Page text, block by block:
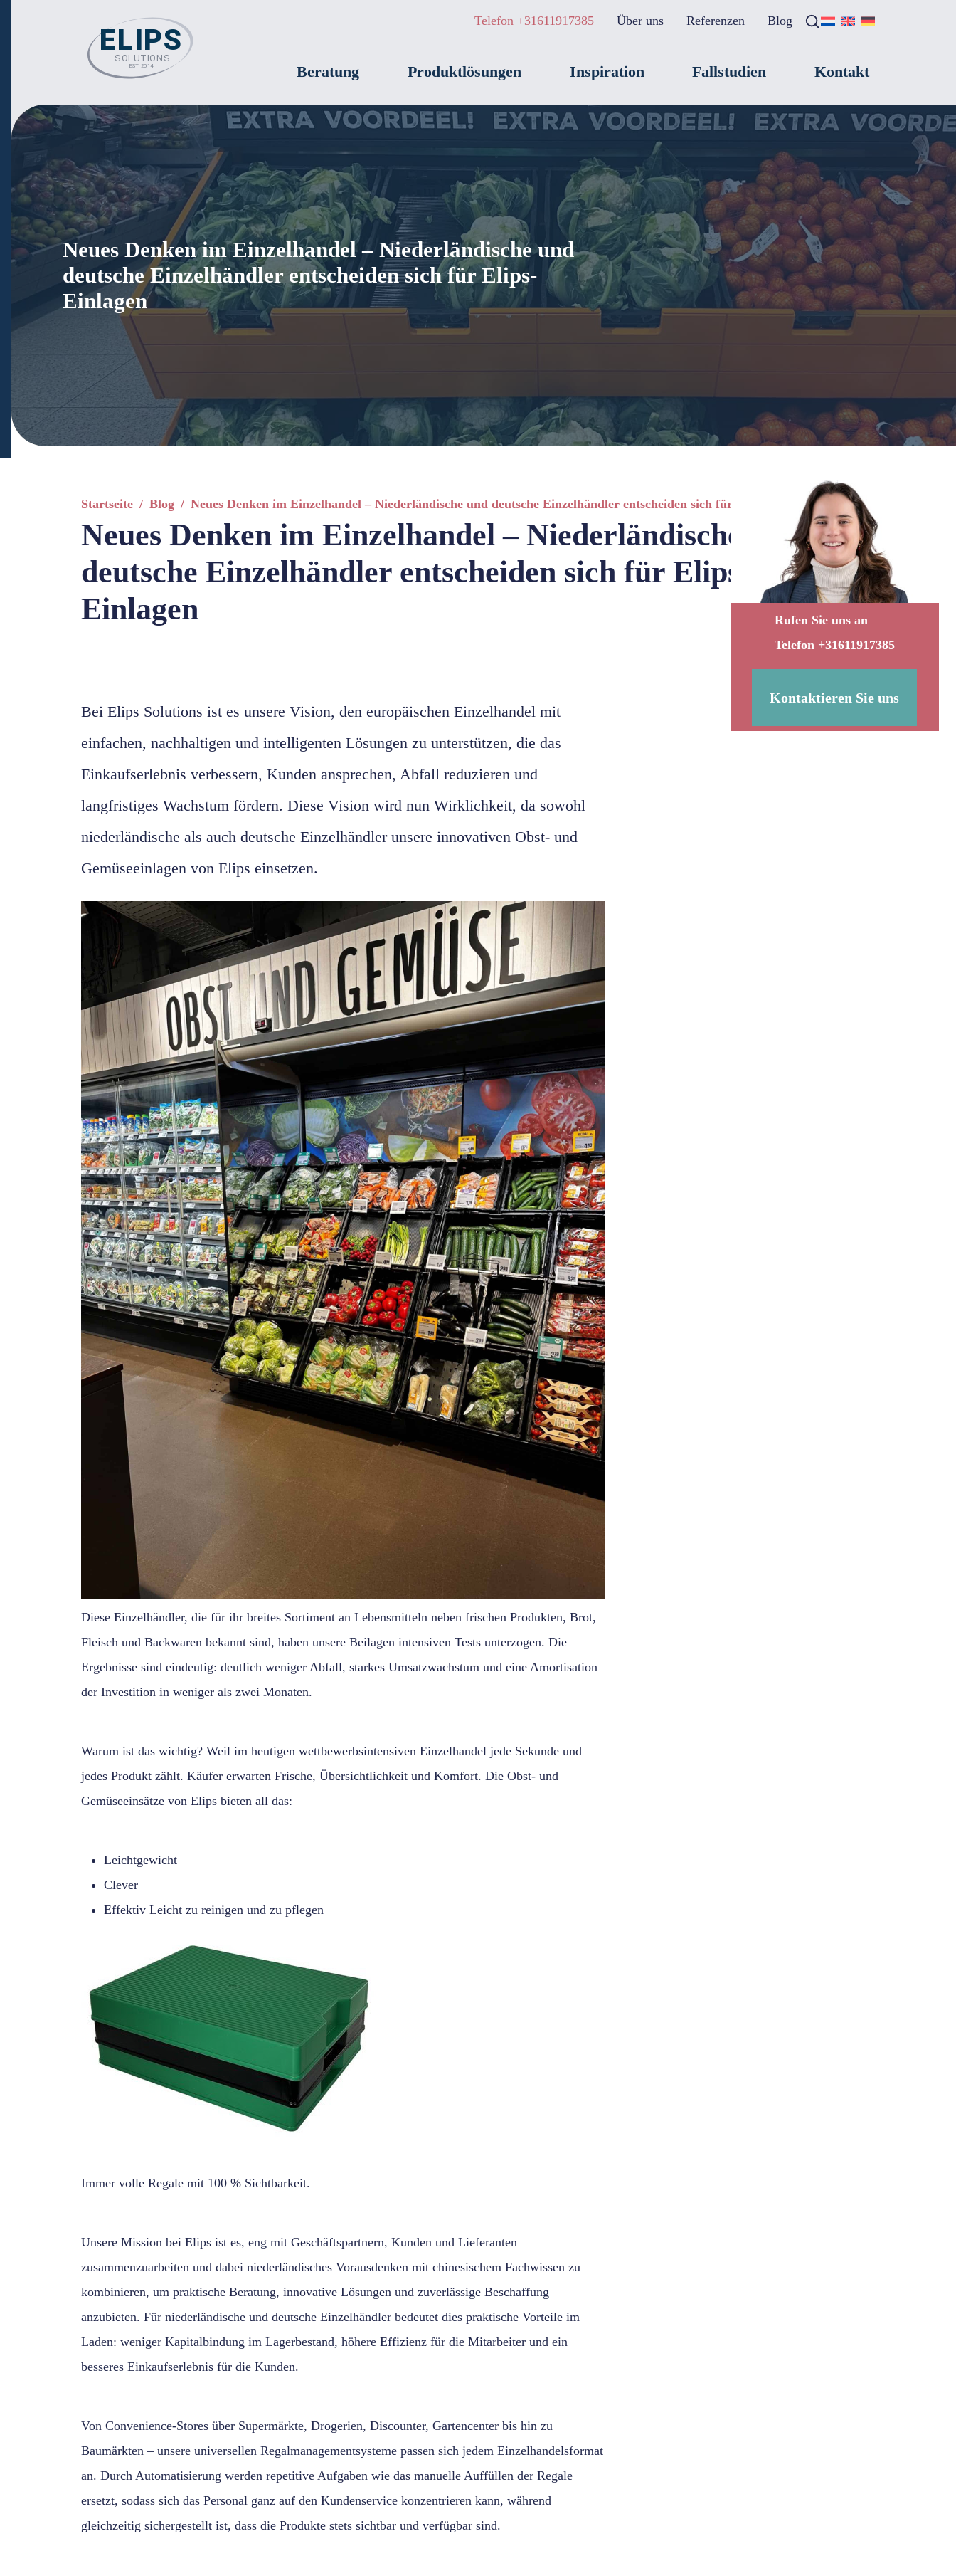
Rufen Sie uns an
Telefon +31611917385
Kontaktieren Sie uns
Suche ×
Telefon +31611917385 Über uns Referenzen Blog
Beratung Produktlösungen Inspiration Fallstudien Kontakt
Neues Denken im Einzelhandel – Niederländische und
deutsche Einzelhändler entscheiden sich für Elips-
Einlagen
Startseite / Blog / Neues Denken im Einzelhandel – Niederländische und deutsche Einzelhändler entscheiden sich für Elips- Einlagen
Neues Denken im Einzelhandel – Niederländische und
deutsche Einzelhändler entscheiden sich für Elips-
Einlagen
Bei Elips Solutions ist es unsere Vision, den europäischen Einzelhandel mit
einfachen, nachhaltigen und intelligenten Lösungen zu unterstützen, die das
Einkaufserlebnis verbessern, Kunden ansprechen, Abfall reduzieren und
langfristiges Wachstum fördern. Diese Vision wird nun Wirklichkeit, da sowohl
niederländische als auch deutsche Einzelhändler unsere innovativen Obst- und
Gemüseeinlagen von Elips einsetzen.
Diese Einzelhändler, die für ihr breites Sortiment an Lebensmitteln neben frischen Produkten, Brot,
Fleisch und Backwaren bekannt sind, haben unsere Beilagen intensiven Tests unterzogen. Die
Ergebnisse sind eindeutig: deutlich weniger Abfall, starkes Umsatzwachstum und eine Amortisation
der Investition in weniger als zwei Monaten.
Warum ist das wichtig? Weil im heutigen wettbewerbsintensiven Einzelhandel jede Sekunde und
jedes Produkt zählt. Käufer erwarten Frische, Übersichtlichkeit und Komfort. Die Obst- und
Gemüseeinsätze von Elips bieten all das:
Leichtgewicht
Clever
Effektiv Leicht zu reinigen und zu pflegen
Immer volle Regale mit 100 % Sichtbarkeit.
Unsere Mission bei Elips ist es, eng mit Geschäftspartnern, Kunden und Lieferanten
zusammenzuarbeiten und dabei niederländisches Vorausdenken mit chinesischem Fachwissen zu
kombinieren, um praktische Beratung, innovative Lösungen und zuverlässige Beschaffung
anzubieten. Für niederländische und deutsche Einzelhändler bedeutet dies praktische Vorteile im
Laden: weniger Kapitalbindung im Lagerbestand, höhere Effizienz für die Mitarbeiter und ein
besseres Einkaufserlebnis für die Kunden.
Von Convenience-Stores über Supermärkte, Drogerien, Discounter, Gartencenter bis hin zu
Baumärkten – unsere universellen Regalmanagementsysteme passen sich jedem Einzelhandelsformat
an. Durch Automatisierung werden repetitive Aufgaben wie das manuelle Auffüllen der Regale
ersetzt, sodass sich das Personal ganz auf den Kundenservice konzentrieren kann, während
gleichzeitig sichergestellt ist, dass die Produkte stets sichtbar und verfügbar sind.